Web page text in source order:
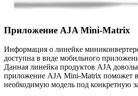
Приложение AJA Mini-Matrix
Информация о линейке
доступна в виде мобильного
Данная линейка продуктов AJA
приложение AJA Mini-Matrix поможет
необходимую модель под конкретную